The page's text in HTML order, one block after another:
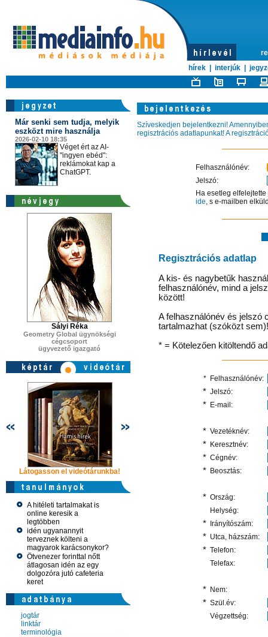
hírek
interjúk
Már senki sem tudja, melyik
eszközt mire használja
2026-02-10 18:35
Véget ért az AI-
"ingyen ebéd":
reklámokat kap a
ChatGPT.
Sályi Réka
Geometry Global ügynökségi
cégcsoport
ügyvezető igazgató
Látogasson el videótárunkba! Látogasson el videótárunkba!Látogasson
A hitéleti tartalmakat is
online keresik a
legtöbben
idén ugyanannyit
terveznek költeni a
magyarok karácsonykor?
Ötvenezer forinttal nőtt
átlagosan idén az egy
dolgozóra jutó cafeteria
keret
jogtár
linktár
terminológia
Szíveskedjen bejelentkezni!
regisztrációs adatlapunkat! A
Felhasználónév:
Jelszó:
Ha esetleg
ide, s e-mailben
Regisztrációs adatlap
A kis- és nagybetűk
felhasználónév, mind a
között!
A felhasználónév és jelszó
tartalmazhat (szóközt sem)!
* = Kötelezően kitöltendő
* Felhasználónév:
* Jelszó:
* E-mail:
* Vezetéknév:
* Keresztnév:
* Cégnév:
* Beosztás:
* Ország:
Helység:
* Irányítószám:
* Utca, házszám:
* Telefon:
Telefax:
* Nem:
* Szül.év:
Végzettség: